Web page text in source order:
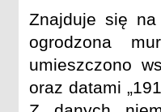
Znajduje się
ogrodzona
umieszczono
oraz datami